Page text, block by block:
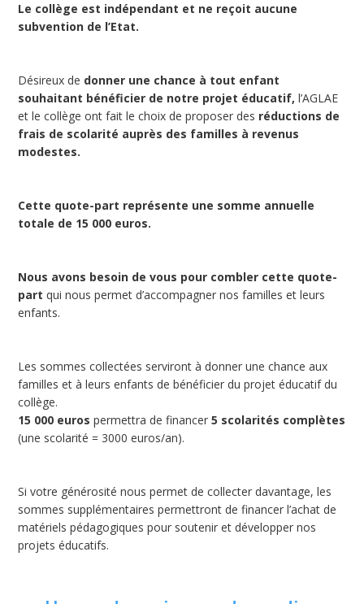
Le collège est indépendant et ne reçoit aucune
subvention de l’Etat.
Désireux de donner une chance à tout enfant
souhaitant bénéficier de notre projet éducatif, l’AGLAE
et le collège ont fait le choix de proposer des réductions de
frais de scolarité auprès des familles à revenus
modestes.
Cette quote-part représente une somme annuelle
totale de 15 000 euros.
Nous avons besoin de vous pour combler cette quote-
part qui nous permet d’accompagner nos familles et leurs
enfants.
Les sommes collectées serviront à donner une chance aux
familles et à leurs enfants de bénéficier du projet éducatif du
collège.
15 000 euros permettra de financer 5 scolarités complètes
(une scolarité = 3000 euros/an).
Si votre générosité nous permet de collecter davantage, les
sommes supplémentaires permettront de financer l’achat de
matériels pédagogiques pour soutenir et développer nos
projets éducatifs.